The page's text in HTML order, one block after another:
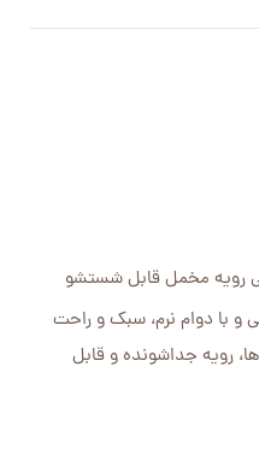
رویه مخمل قابل شستشو
و با دوام نرم، سبک و راحت
رویه جداشونده و قابل